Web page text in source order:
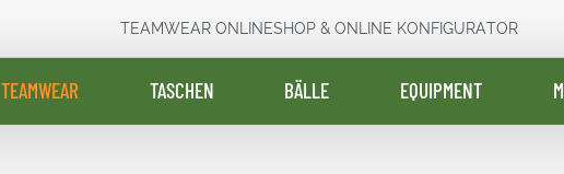
TEAMWEAR ONLINESHOP & ONLINE KONFIGURATOR
TEAMWEAR TASCHEN BÄLLE EQUIPMENT